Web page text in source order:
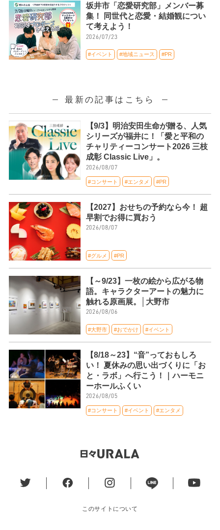
坂井市「恋愛研究部」メンバー募
集！ 同世代と恋愛・結婚観につい
て考えよう！
2026/07/23
#イベント #地域ニュース #PR
最新の記事はこちら
【9/3】明治安田生命が贈る、人気
シリーズが福井に！「愛と平和の
チャリティーコンサート2026 三枝
成彰 Classic Live」。
2026/08/07
#コンサート #エンタメ #PR
【2027】おせちの予約なら今！ 超
早割でお得に買おう
2026/08/07
#グルメ #PR
【～9/23】一枚の絵から広がる物
語。キャラクターアートの魅力に
触れる原画展。│大野市
2026/08/06
#大野市 #おでかけ #イベント
【8/18～23】“音”っておもしろ
い！ 夏休みの思い出づくりに「お
と・ラボ」へ行こう！｜ハーモニ
ーホールふくい
2026/08/05
#コンサート #イベント #エンタメ
このサイトについて